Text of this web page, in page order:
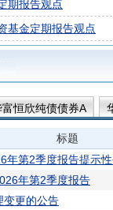
期报告观点
基金定期报告观点
富恒欣纯债债券A
华富恒欣纯债债券
动持有中短债A
标题
年第2季度报告提示
年第2季度报告
变更的公告